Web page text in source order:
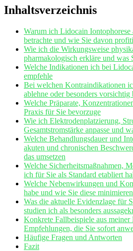
Inhaltsverzeichnis
Warum ich ⁤Lidocain​
⁣betrachte und wie Sie davon
Wie ich die ​Wirkungsweise
pharmakologisch erkläre und was
Welche Indikationen ich bei
empfehle
Bei welchen Kontraindikationen
ablehne oder besonders vorsichtig
Welche ⁤Präparate,
Praxis für Sie bevorzuge
Wie ich Elektrodenplatzierung,⁤
Gesamtstromstärke anpasse und
Welche Behandlungsdauer ‌und
akuten und chronischen
das umsetzen
Welche Sicherheitsmaßnahmen,
ich für Sie als Standard etabliert
Welche ‌Nebenwirkungen und
habe und wie Sie diese
Was die aktuelle Evidenzlage für
studien ich als besonders
Konkrete Fallbeispiele aus meiner⁤
Empfehlungen, die Sie sofort
Häufige Fragen und Antworten
Fazit